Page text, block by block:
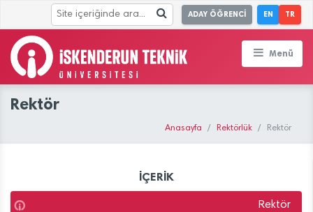
ADAY ÖĞRENCİ EN TR
Menü
Rektör
Anasayfa Rektörlük Rektör
İÇERİK
Rektör